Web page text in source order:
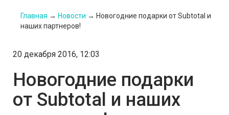
Главная → Новости → Новогодние подарки от Subtotal и
наших партнеров!
20 декабря 2016, 12:03
Новогодние подарки
от Subtotal и наших